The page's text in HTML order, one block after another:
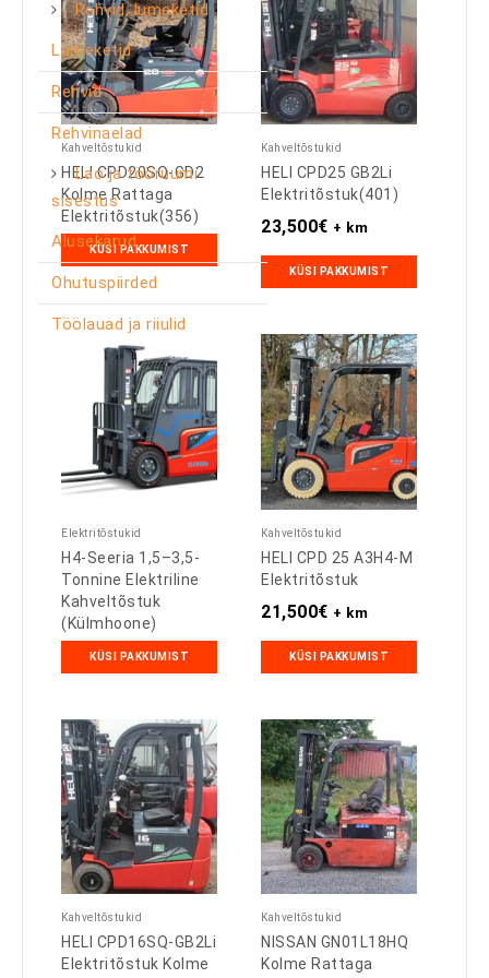
Rehvid, lumeketid
Lumeketid
Rehvid
Rehvinaelad
Lao ja tööruumi
sisestus
Alusekärud
Ohutuspiirded
Töölauad ja riiulid
Kahveltõstukid
HELI CPD20SQ-GD2
Kolme Rattaga
Elektritõstuk(356)
KÜSI PAKKUMIST
Kahveltõstukid
HELI CPD25 GB2Li
Elektritõstuk(401)
23,500€ + km
KÜSI PAKKUMIST
Elektritõstukid
H4-Seeria 1,5–3,5-
Tonnine Elektriline
Kahveltõstuk
(külmhoone)
KÜSI PAKKUMIST
Kahveltõstukid
HELI CPD 25 A3H4-M
Elektritõstuk
21,500€ + km
KÜSI PAKKUMIST
Kahveltõstukid
HELI CPD16SQ-GB2Li
Elektritõstuk Kolme
Kahveltõstukid
NISSAN GN01L18HQ
Kolme Rattaga